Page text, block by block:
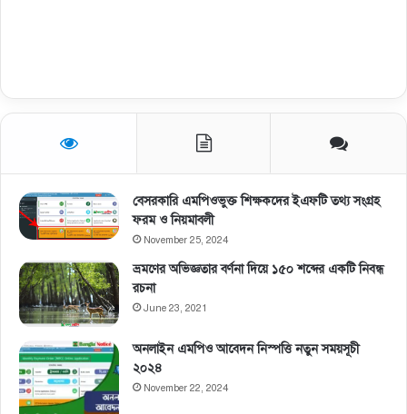
বেসরকারি এমপিওভুক্ত শিক্ষকদের ইএফটি তথ্য সংগ্রহ
ফরম ও নিয়মাবলী
November 25, 2024
ভ্রমণের অভিজ্ঞতার বর্ণনা দিয়ে ১৫০ শব্দের একটি নিবন্ধ
রচনা
June 23, 2021
অনলাইন এমপিও আবেদন নিস্পত্তি নতুন সময়সূচী
২০২৪
November 22, 2024